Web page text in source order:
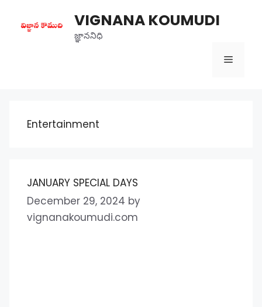
content
VIGNANA KOUMUDI
జ్ఞాననిధి
Menu
Entertainment
JANUARY SPECIAL DAYS
December 29, 2024 by
vignanakoumudi.com